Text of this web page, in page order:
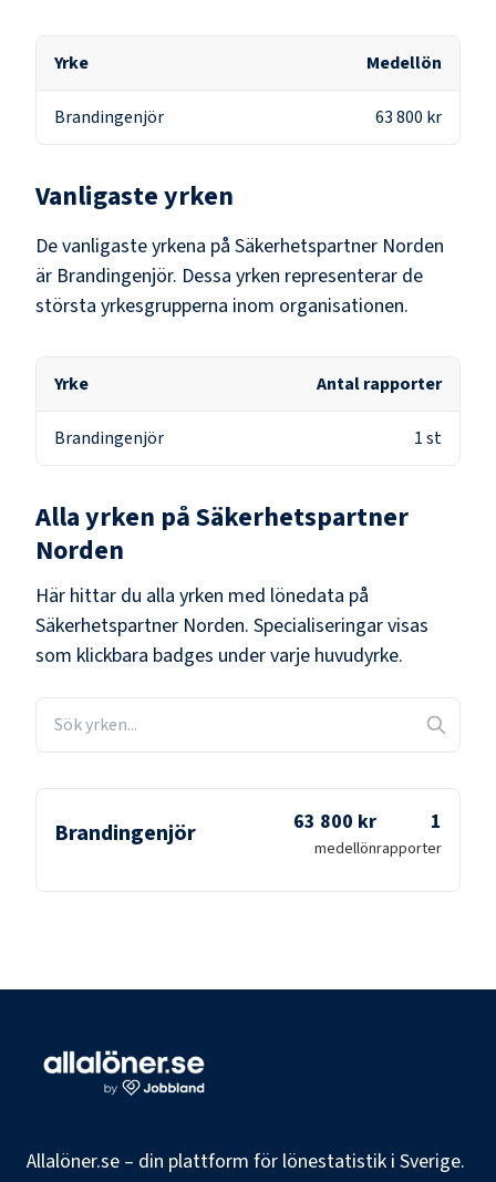
Yrke Medellön
Brandingenjör 63 800 kr
Vanligaste yrken
De vanligaste yrkena på Säkerhetspartner Norden
är Brandingenjör. Dessa yrken representerar de
största yrkesgrupperna inom organisationen.
Yrke Antal rapporter
Brandingenjör 1st
Alla yrken påSäkerhetspartner
Norden
Här hittar du alla yrken med lönedata på
Säkerhetspartner Norden. Specialiseringar visas
som klickbara badges under varje huvudyrke.
Brandingenjör 63 800 kr
medellön
1
rapporter
Allalöner.se – din plattform för lönestatistik i Sverige.